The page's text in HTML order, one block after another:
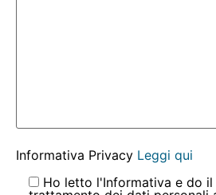
Informativa Privacy Leggi qui
Ho letto l'Informativa e do il